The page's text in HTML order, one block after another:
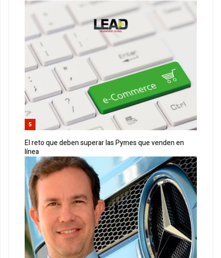
5
El reto que deben superar las Pymes que venden en
línea